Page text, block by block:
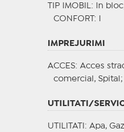
TIP IMOBIL : In
CONFORT
: I
IMPREJURIMI
ACCES: Acces
comercial, Spital;
UTILITATI/
UTILITATI : Apa,